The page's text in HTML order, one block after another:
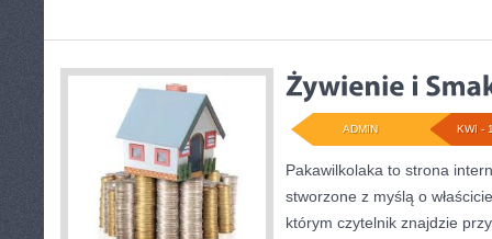
KWI -
ADMIN
Pakawilkolaka to strona
stworzone z myślą o
którym czytelnik znajdzie